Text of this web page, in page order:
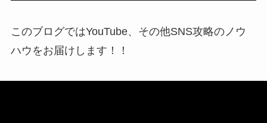
このブログではYouTube、その他SNS攻略のノウ
ハウをお届けします！！